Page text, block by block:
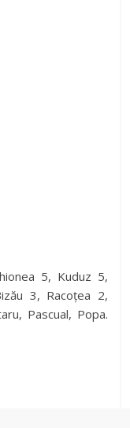
5, Kuduz 5,
3, Racoțea 2,
Pascual, Popa.